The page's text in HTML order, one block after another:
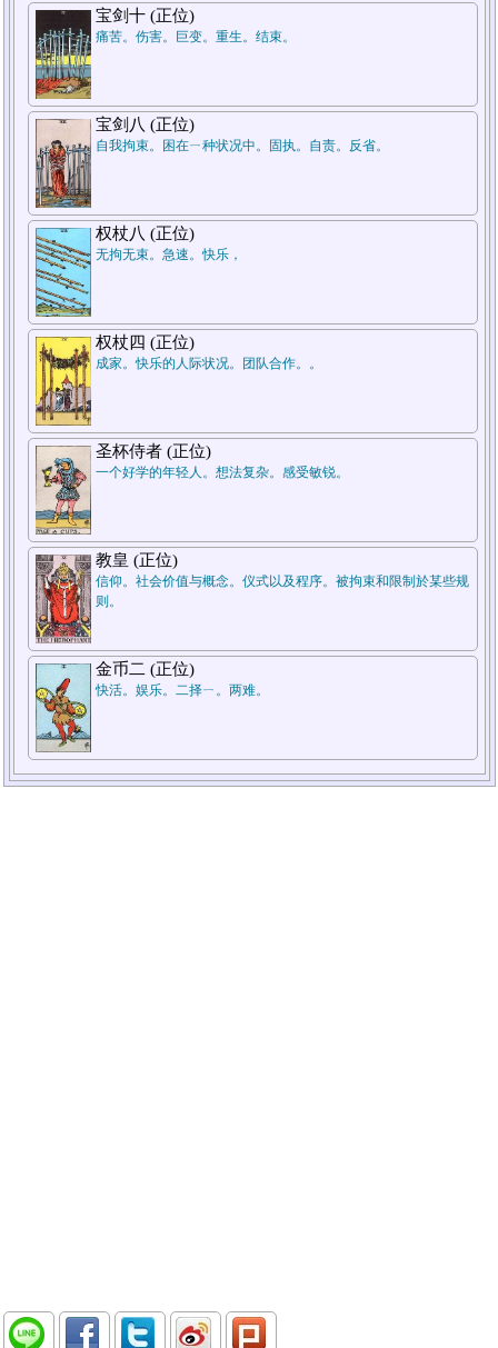
宝剑十 (正位)
痛苦。伤害。巨变。重生。结束。
宝剑八 (正位)
自我拘束。困在ㄧ种状况中。固执。自责。反省。
权杖八 (正位)
无拘无束。急速。快乐，
权杖四 (正位)
成家。快乐的人际状况。团队合作。。
圣杯侍者 (正位)
一个好学的年轻人。想法复杂。感受敏锐。
教皇 (正位)
信仰。社会价值与概念。仪式以及程序。被拘束和限制於某些规
则。
金币二 (正位)
快活。娱乐。二择ㄧ。两难。